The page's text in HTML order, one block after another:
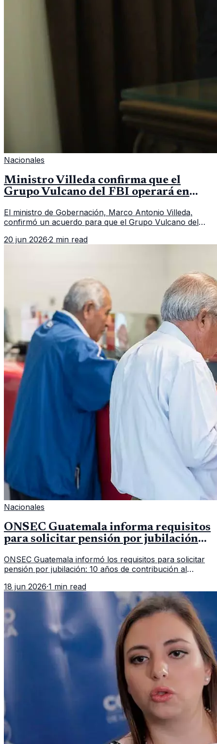
Nacionales
Ministro Villeda confirma que el
Grupo Vulcano del FBI operará en
El ministro de Gobernación, Marco Antonio Villeda,
confirmó un acuerdo para que el Grupo Vulcano del
fallido con la administración anterior del Ministerio
20 jun 2026·2 min read
Nacionales
ONSEC Guatemala informa requisitos
para solicitar pensión por jubilación
ONSEC Guatemala informó los requisitos para solicitar
pensión por jubilación: 10 años de contribución al
importar edad.
18 jun 2026·1 min read